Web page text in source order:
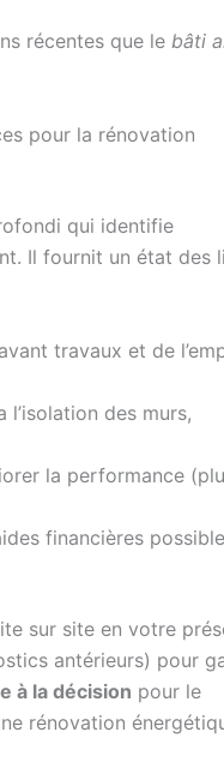
récentes que le bâti
pour la rénovation
qui identifie
Il fournit un état des
travaux et de
des murs,
la performance
financières
sur site en votre
antérieurs) pour
à la décision pour le
rénovation